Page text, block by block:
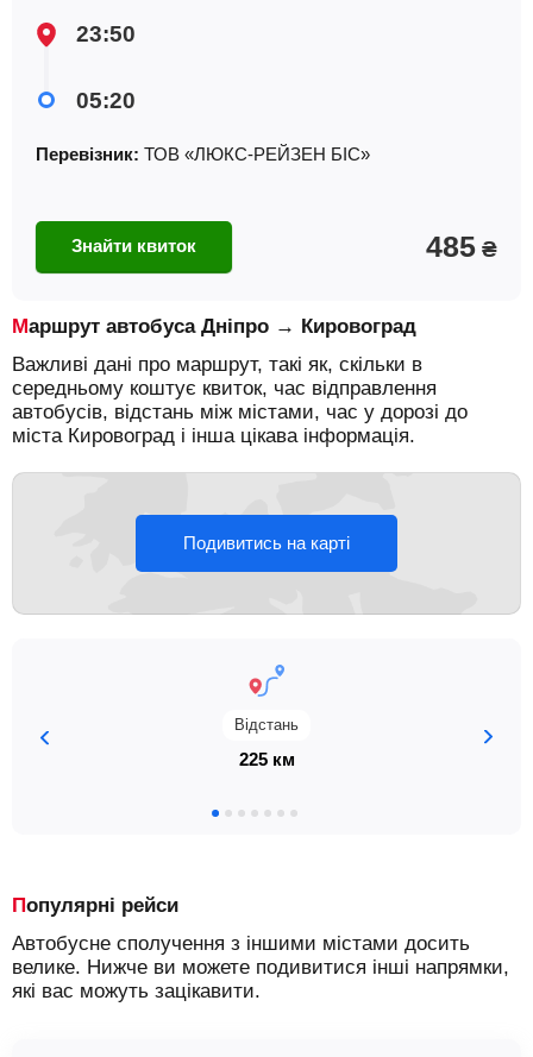
23:50
05:20
Перевізник: ТОВ «ЛЮКС-РЕЙЗЕН БІС»
Знайти квиток 485 ₴
Маршрут автобуса Дніпро → Кировоград
Важливі дані про маршрут, такі як, скільки в
середньому коштує квиток, час відправлення
автобусів, відстань між містами, час у дорозі до
міста Кировоград і інша цікава інформація.
Подивитись на карті
Відстань
225 км
Популярні рейси
Автобусне сполучення з іншими містами досить
велике. Нижче ви можете подивитися інші напрямки,
які вас можуть зацікавити.